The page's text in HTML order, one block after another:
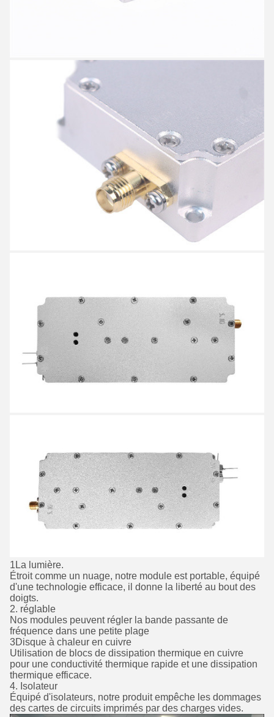
1La lumière.
Étroit comme un nuage, notre module est portable, équipé
d'une technologie efficace, il donne la liberté au bout des
doigts.
2. réglable
Nos modules peuvent régler la bande passante de
fréquence dans une petite plage
3Disque à chaleur en cuivre
Utilisation de blocs de dissipation thermique en cuivre
pour une conductivité thermique rapide et une dissipation
thermique efficace.
4. Isolateur
Équipé d'isolateurs, notre produit empêche les dommages
des cartes de circuits imprimés par des charges vides.